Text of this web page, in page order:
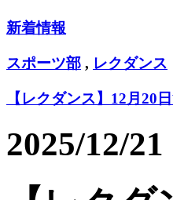
新着情報
スポーツ部 , レクダンス
【レクダンス】12月20
2025/12/21